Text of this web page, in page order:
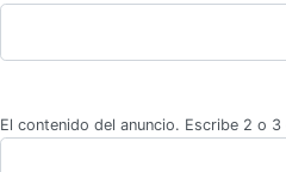
El contenido del anuncio. Escribe 2 o